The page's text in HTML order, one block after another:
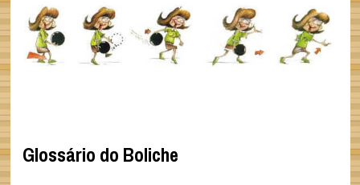
Glossário do Boliche